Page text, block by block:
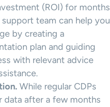
(ROI) for months
team can help you
by creating a
plan and guiding
with relevant advice
While regular CDPs
after a few months